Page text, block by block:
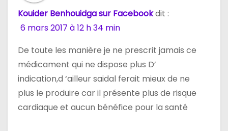
Kouider Benhouidga sur Facebookdit :
6 mars 2017 à 12 h 34 min
De toute les manière je ne prescrit jamais ce
médicament qui ne dispose plus D’
indication,d ‘ailleur saidal ferait mieux de ne
plus le produire car il présente plus de risque
cardiaque et aucun bénéfice pour la santé